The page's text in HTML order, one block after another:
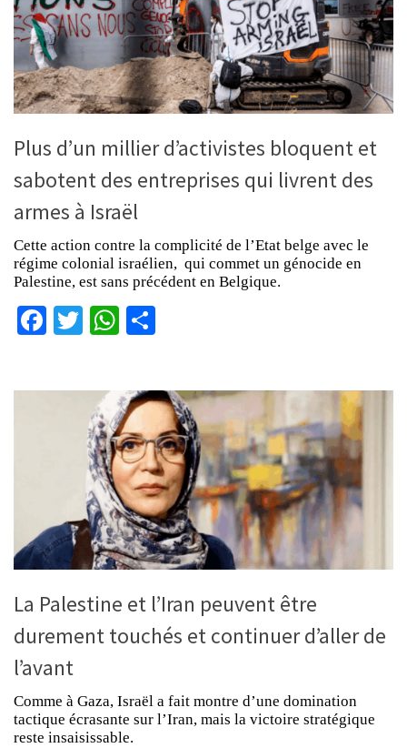
Plus d’un millier d’activistes bloquent et
sabotent des entreprises qui livrent des
armes à Israël
Cette action contre la complicité de l’Etat belge avec le
régime colonial israélien, qui commet un génocide en
Palestine, est sans précédent en Belgique.
Facebook
TwitterWhatsApp
La Palestine et l’Iran peuvent être
durement touchés et continuer d’aller de
l’avant
Comme à Gaza, Israël a fait montre d’une domination
tactique écrasante sur l’Iran, mais la victoire stratégique
reste insaisissable.